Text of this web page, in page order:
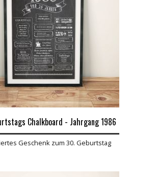
Chalkboard - Jahrgang 1986
Geschenk zum 30. Geburtstag